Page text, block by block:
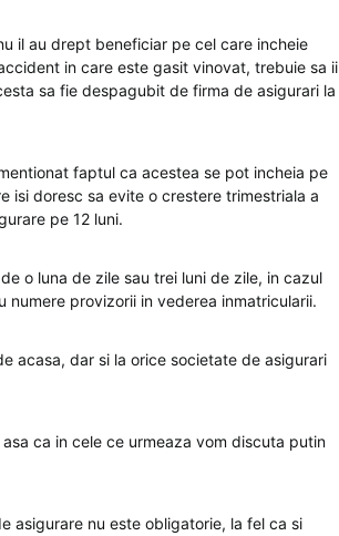
il au drept beneficiar pe cel care incheie
in care este gasit vinovat, trebuie sa ii
sa fie despagubit de firma de asigurari la
faptul ca acestea se pot incheia pe
isi doresc sa evite o crestere trimestriala a
pe 12 luni.
o luna de zile sau trei luni de zile, in cazul
provizorii in vederea inmatricularii.
acasa, dar si la orice societate de asigurari
ca in cele ce urmeaza vom discuta putin
asigurare nu este obligatorie, la fel ca si